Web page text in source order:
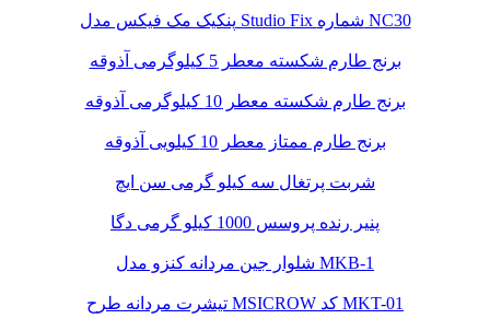
پنکیک مک فیکس مدل Studio Fix شماره NC30
برنج طارم شکسته معطر 5 کیلوگرمی آذوقه
برنج طارم شکسته معطر 10 کیلوگرمی آذوقه
برنج طارم ممتاز معطر 10 کیلویی آذوقه
شربت پرتغال سه کیلو گرمی سن ایچ
پنیر رنده پروسس 1000 کیلو گرمی دگا
شلوار جین مردانه کنزو مدل MKB-1
تیشرت مردانه طرح MSICROW کد MKT-01